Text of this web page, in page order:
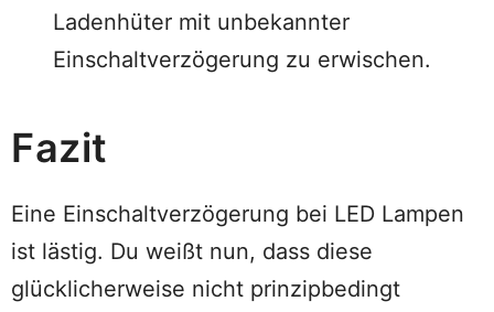
Ladenhüter mit unbekannter
Einschaltverzögerung zu erwischen.
Fazit
Eine Einschaltverzögerung bei LED Lampen
ist lästig. Du weißt nun, dass diese
glücklicherweise nicht prinzipbedingt